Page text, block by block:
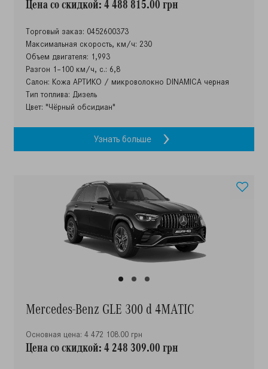
Цена со скидкой: 4 488 815.00 грн
Торговый заказ: 0452600373
Максимальная скорость, км/ч: 230
Объем двигателя: 1,993
Разгон 1–100 км/ч, с.: 6,8
Салон: Кожа АРТИКО / микроволокно DINAMICA черная
Тип топлива: Дизель
Цвет: "Чёрный обсидиан"
Узнать больше
Mercedes-Benz GLE 300 d 4MATIC
Основная цена: 4 472 108.00 грн
Цена со скидкой: 4 248 309.00 грн